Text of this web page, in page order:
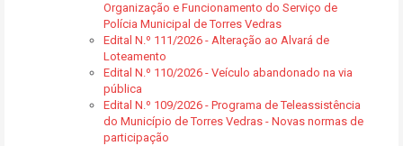
Organização e Funcionamento do Serviço de
Polícia Municipal de Torres Vedras
Edital N.º 111/2026 - Alteração ao Alvará de
Loteamento
Edital N.º 110/2026 - Veículo abandonado na via
pública
Edital N.º 109/2026 - Programa de Teleassistência
do Município de Torres Vedras - Novas normas de
participação